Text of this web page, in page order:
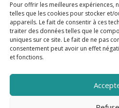
Pour offrir les meilleures expériences,
telles que les cookies pour stocker et/
appareils. Le fait de consentir à ces
traiter des données telles que le
uniques sur ce site. Le fait de ne pas
consentement peut avoir un effet
et fonctions.
FAIRE UN DON